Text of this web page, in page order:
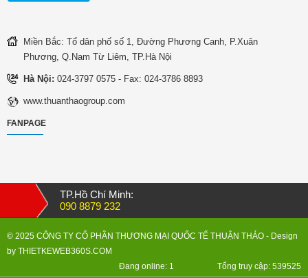
Miền Bắc: Tổ dân phố số 1, Đường Phương Canh, P.Xuân
Phương, Q.Nam Từ Liêm, TP.Hà Nội
Hà Nội: 024-3797 0575 - Fax: 024-3786 8893
www.thuanthaogroup.com
FANPAGE
TP.Hồ Chí Minh:
090 8879 232
© 2025 CÔNG TY CỔ PHẦN THƯƠNG MẠI QUỐC TẾ THUẬN THẢO - Design
by THIETKEWEB360S.COM
Đang online: 1
Tổng truy cập: 539525